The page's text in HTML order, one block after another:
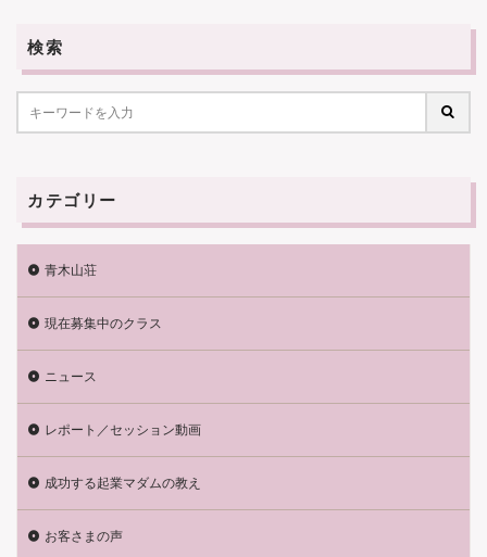
検索
カテゴリー
青木山荘
現在募集中のクラス
ニュース
レポート／セッション動画
成功する起業マダムの教え
お客さまの声